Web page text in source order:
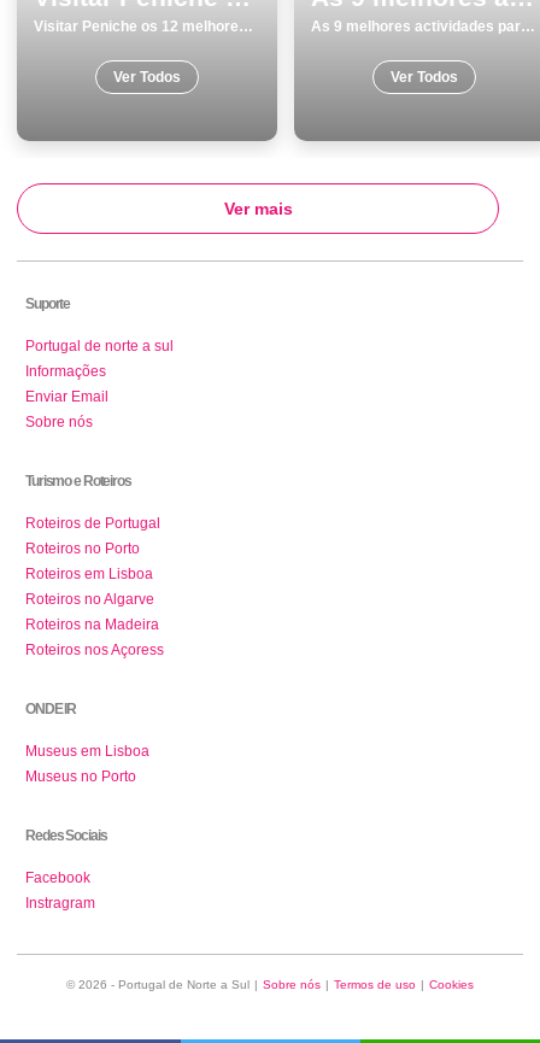
Visitar Peniche os 12 melhores locais
Ver Todos
As 9 melhores actividades para fazer e visitar em BraganÃ§a
Ver Todos
Ver mais
Suporte
Portugal de norte a sul
Informações
Enviar Email
Sobre nós
Turismo e Roteiros
Roteiros de Portugal
Roteiros no Porto
Roteiros em Lisboa
Roteiros no Algarve
Roteiros na Madeira
Roteiros nos Açoress
ONDE IR
Museus em Lisboa
Museus no Porto
Redes Sociais
Facebook
Instragram
© 2026 - Portugal de Norte a Sul | Sobre nós | Termos de uso | Cookies